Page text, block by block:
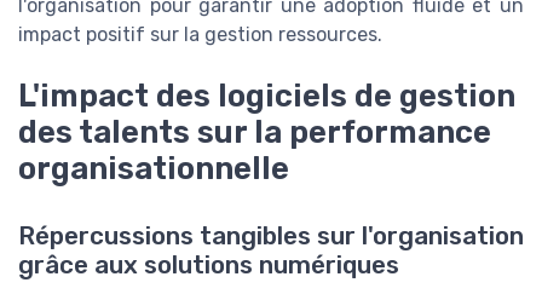
l'organisation pour garantir une adoption fluide et un
impact positif sur la gestion ressources.
L'impact des logiciels de gestion
des talents sur la performance
organisationnelle
Répercussions tangibles sur l'organisation
grâce aux solutions numériques